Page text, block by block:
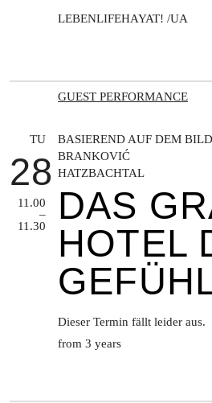
LEBENLIFEHAYAT! /UA
GUEST PERFORMANCE
TU
28
11.00
–
11.30
BASIEREND AUF DEM
BRANKOVIĆ
HATZBACHTAL
DAS
HOTEL
Dieser Termin fällt leider aus.
from 3 years